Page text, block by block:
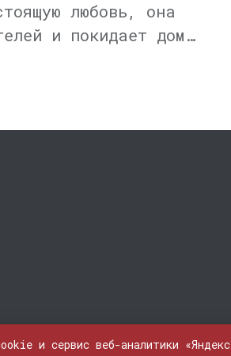
любовь, она
и покидает дом…
и сервис веб-аналитики «Яндекс